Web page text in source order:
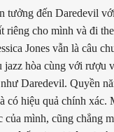
tưởng đến Daredevil
riêng cho mình và đi
Jones vẫn là câu
hòa cùng với rượu
Daredevil. Quyền
hiệu quả chính xác.
mình, cũng chẳng